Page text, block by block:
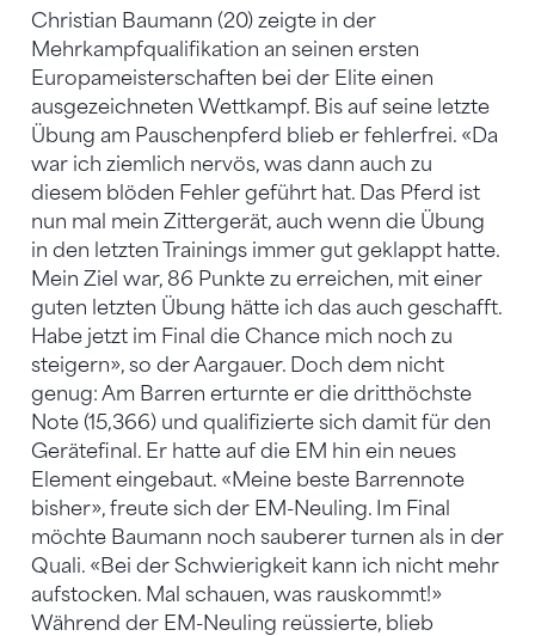
Christian Baumann (20) zeigte in der
Mehrkampfqualifikation an seinen ersten
Europameisterschaften bei der Elite einen
ausgezeichneten Wettkampf. Bis auf seine letzte
Übung am Pauschenpferd blieb er fehlerfrei. «Da
war ich ziemlich nervös, was dann auch zu
diesem blöden Fehler geführt hat. Das Pferd ist
nun mal mein Zittergerät, auch wenn die Übung
in den letzten Trainings immer gut geklappt hatte.
Mein Ziel war, 86 Punkte zu erreichen, mit einer
guten letzten Übung hätte ich das auch geschafft.
Habe jetzt im Final die Chance mich noch zu
steigern», so der Aargauer. Doch dem nicht
genug: Am Barren erturnte er die dritthöchste
Note (15,366) und qualifizierte sich damit für den
Gerätefinal. Er hatte auf die EM hin ein neues
Element eingebaut. «Meine beste Barrennote
bisher», freute sich der EM-Neuling. Im Final
möchte Baumann noch sauberer turnen als in der
Quali. «Bei der Schwierigkeit kann ich nicht mehr
aufstocken. Mal schauen, was rauskommt!»
Während der EM-Neuling reüssierte, blieb